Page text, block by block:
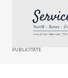
Your E-
PUBLICITATE